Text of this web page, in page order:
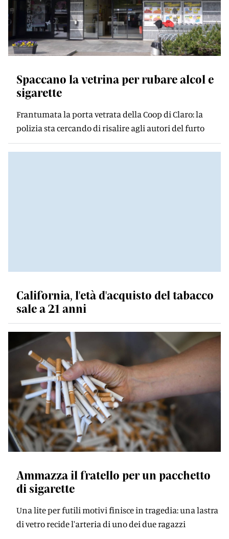
Spaccano la vetrina per rubare alcol e
sigarette
Frantumata la porta vetrata della Coop di Claro: la
polizia sta cercando di risalire agli autori del furto
California, l'età d'acquisto del tabacco
sale a 21 anni
Ammazza il fratello per un pacchetto
di sigarette
Una lite per futili motivi finisce in tragedia: una lastra
di vetro recide l'arteria di uno dei due ragazzi